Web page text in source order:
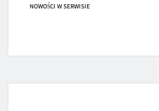
NOWOŚCI W SERWISIE